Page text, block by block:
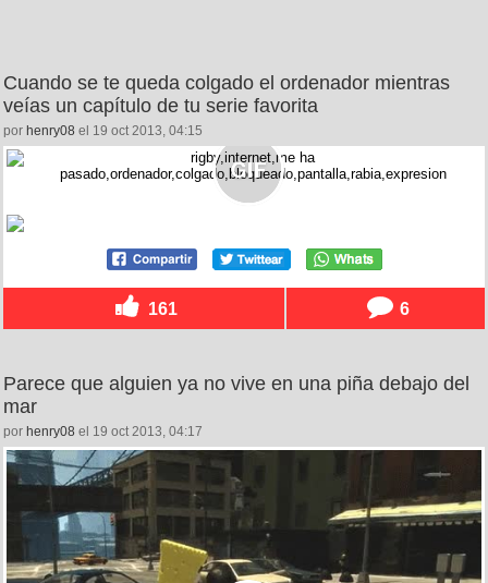
Cuando se te queda colgado el ordenador mientras
veías un capítulo de tu serie favorita
por henry08 el 19 oct 2013, 04:15
161 6
Parece que alguien ya no vive en una piña debajo del
mar
por henry08 el 19 oct 2013, 04:17